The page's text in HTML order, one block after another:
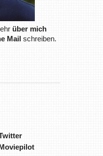
über mich
Mail schreiben.